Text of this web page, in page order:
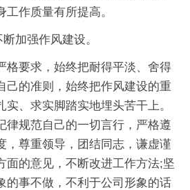
作质量有所提高。
加强作风建设。
格要求，始终把耐得平淡、舍得
己的准则，始终把作风建设的重
实、求实脚踏实地埋头苦干上。
律规范自己的一切言行，严格遵
，尊重领导，团结同志，谦虚谨
面的意见，不断改进工作方法;坚
的事不做，不利于公司形象的话